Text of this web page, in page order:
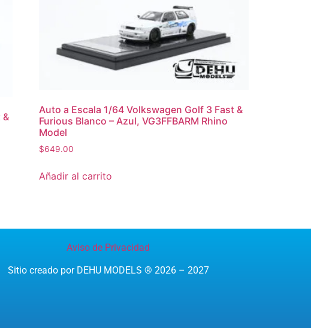
&
Auto a Escala 1/64 Volkswagen Golf 3 Fast &
Furious Blanco – Azul, VG3FFBARM Rhino
Model
$649.00
Añadir al carrito
Aviso de Privacidad
Sitio creado por DEHU MODELS ® 2026 – 2027